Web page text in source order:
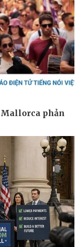
- Quốc phòng